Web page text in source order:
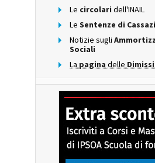
Le circolari dell'INAIL
Le Sentenze di
Notizie sugli
Sociali
La pagina delle